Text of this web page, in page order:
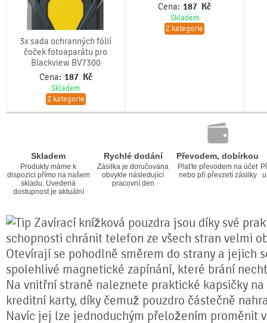
3x sada ochranných fólií
čoček fotoaparátu pro
Blackview BV7300
Cena: 187 Kč
Skladem
Z kategorie
Cena: 187 Kč
Skladem
Z kategorie
Skladem
Produkty máme k
dispozici přímo na našem
skladu. Uvedená
dostupnost je aktuální
Rychlé dodání
Zásilka je doručována
obvykle následující
pracovní den
Převodem, dobírkou
Plaťte převodem na účet
nebo při převzetí zásilky
Zavírací knížková pouzdra jsou díky své
schopnosti chránit telefon ze všech stran velmi
Otevírají se pohodlně směrem do strany a jejich
spolehlivé magnetické zapínání, které brání
Na vnitřní straně naleznete praktické kapsičky na
kreditní karty, díky čemuž pouzdro částečně
Navíc jej lze jednoduchým přeložením proměnit